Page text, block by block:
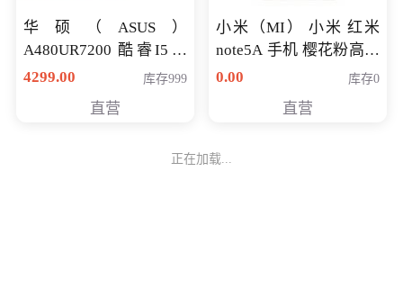
华硕（ASUS）
A480UR7200 酷睿I5超
薄学生办公游戏独显笔
NV930-2G独
4299.00 库存999
直营
小米（MI） 小米 红米
note5A 手机 樱花粉高配
版 全网通(3G+32G)
0.00 库存0
直营
正在加载...